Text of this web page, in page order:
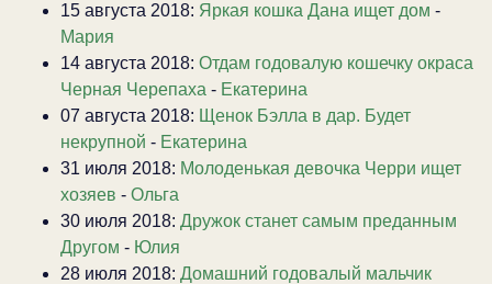
15 августа 2018: Яркая кошка Дана ищет дом -
Мария
14 августа 2018: Отдам годовалую кошечку окраса
Черная Черепаха - Екатерина
07 августа 2018: Щенок Бэлла в дар. Будет
некрупной - Екатерина
31 июля 2018: Молоденькая девочка Черри ищет
хозяев - Ольга
30 июля 2018: Дружок станет самым преданным
Другом - Юлия
28 июля 2018: Домашний годовалый мальчик